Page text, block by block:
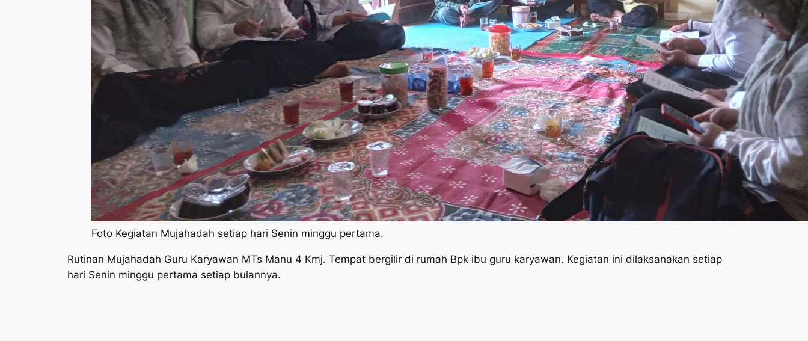
Foto Kegiatan Mujahadah setiap hari Senin minggu pertama.
Rutinan Mujahadah Guru Karyawan MTs Manu 4 Kmj. Tempat bergilir di rumah Bpk ibu guru karyawan. Kegiatan ini dilaksanakan setiap
hari Senin minggu pertama setiap bulannya.